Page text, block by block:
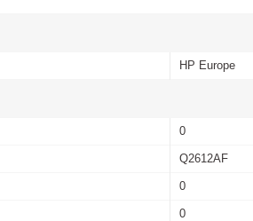
HP Europe
0
Q2612AF
0
0